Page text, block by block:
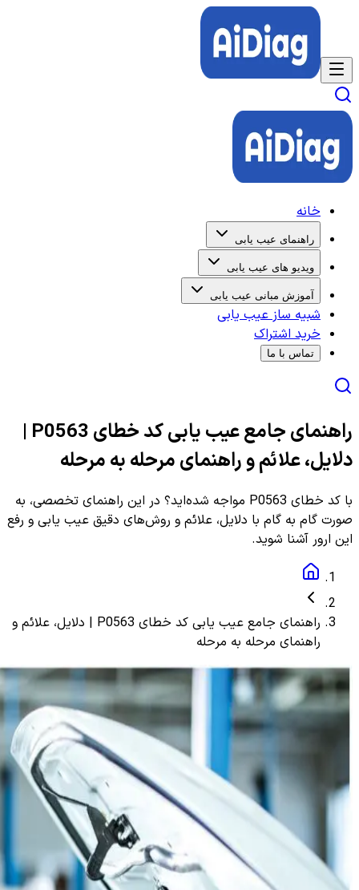
خانه
راهنمای عیب یابی
ویدیو های عیب یابی
آموزش مبانی عیب یابی
شبیه ساز عیب یابی
خرید اشتراک
تماس با ما
راهنمای جامع عیب یابی کد خطای P0563 |
دلایل، علائم و راهنمای مرحله به مرحله
با کد خطای P0563 مواجه شده‌اید؟ در این راهنمای تخصصی، به
صورت گام به گام با دلایل، علائم و روش‌های دقیق عیب یابی و رفع
این ارور آشنا شوید.
راهنمای جامع عیب یابی کد خطای P0563 | دلایل، علائم و
راهنمای مرحله به مرحله